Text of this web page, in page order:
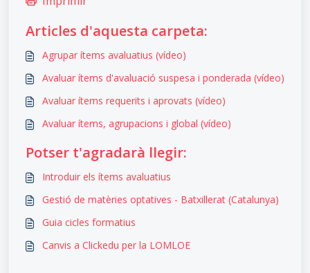
Articles d'aquesta carpeta:
Agrupar ítems avaluatius (vídeo)
Avaluar ítems d'avaluació suspesa i ponderada (vídeo)
Avaluar ítems requerits i aprovats (vídeo)
Avaluar ítems, agrupacions i global (vídeo)
Potser t'agradarà llegir:
Introduir els ítems avaluatius
Gestió de matèries optatives - Batxillerat (Catalunya)
Guia cicles formatius
Canvis a Clickedu per la LOMLOE